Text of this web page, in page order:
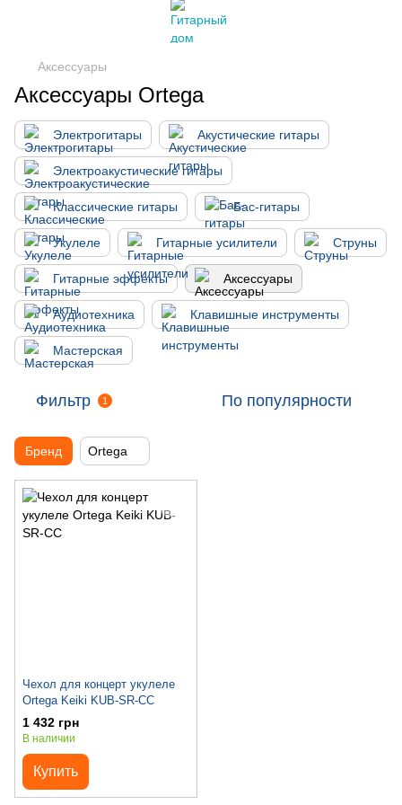
Аксессуары
Аксессуары Ortega
Электрогитары Акустические гитары
Электроакустические гитары
Классические гитары Бас-гитары
Укулеле Гитарные усилители Струны
Гитарные эффекты Аксессуары
Аудиотехника Клавишные инструменты
Мастерская
Фильтр 1 По популярности
Бренд Ortega
Чехол для концерт укулеле
Ortega Keiki KUB-SR-CC
1 432 грн
В наличии
Купить